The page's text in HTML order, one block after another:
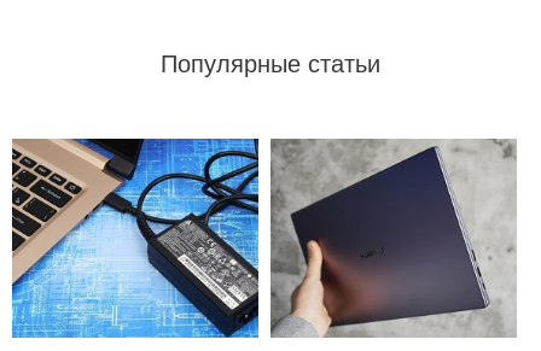
Популярные статьи